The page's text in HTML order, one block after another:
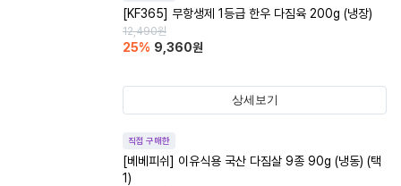
[KF365] 무항생제 1등급 한우 다짐육 200g (냉장)
12,490원
25% 9,360원
상세보기
직접 구매한
[베베피쉬] 이유식용 국산 다짐살 9종 90g (냉동) (택
1)